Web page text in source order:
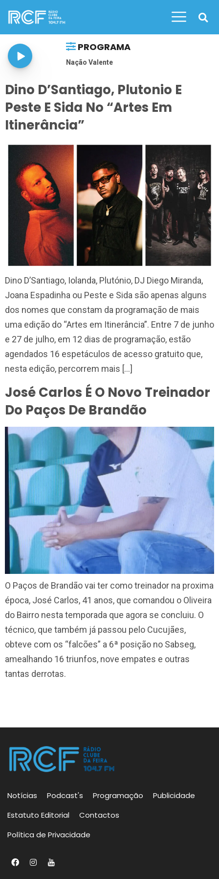
PROGRAMA
Nação Valente
Dino D’Santiago, Plutonio E
Peste E Sida No “Artes Em
Itinerância”
Dino D’Santiago, Iolanda, Plutónio, DJ Diego Miranda,
Joana Espadinha ou Peste e Sida são apenas alguns
dos nomes que constam da programação de mais
uma edição do “Artes em Itinerância”. Entre 7 de junho
e 27 de julho, em 12 dias de programação, estão
agendados 16 espetáculos de acesso gratuito que,
nesta edição, percorrem mais […]
José Carlos É O Novo Treinador
Do Paços De Brandão
O Paços de Brandão vai ter como treinador na proxima
época, José Carlos, 41 anos, que comandou o Oliveira
do Bairro nesta temporada que agora se concluiu. O
técnico, que também já passou pelo Cucujães,
obteve com os “falcões” a 6ª posição no Sabseg,
amealhando 16 triunfos, nove empates e outras
tantas derrotas.
Notícias Podcast's Programação
Publicidade
Estatuto Editorial
Contactos
Política de Privacidade